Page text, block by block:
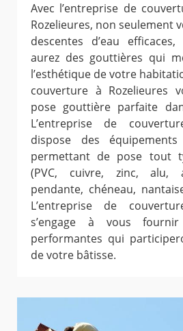
Avec l’entreprise de
Rozelieures, non seulement
descentes d’eau
aurez des gouttières qui
l’esthétique de votre
couverture à Rozelieures
pose gouttière parfaite
L’entreprise de
dispose des
permettant de pose tout
(PVC, cuivre, zinc, alu,
pendante, chéneau,
L’entreprise de
s’engage à vous
performantes qui
de votre bâtisse.